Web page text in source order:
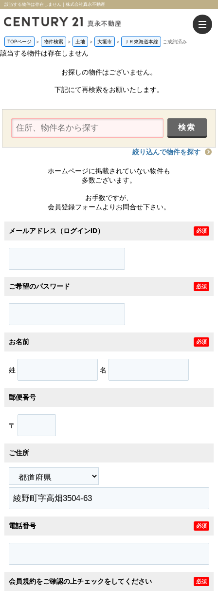
該当する物件は存在しません｜株式会社真永不動産
TOPページ > 物件検索 > 土地 > 大垣市 > ＪＲ東海道本線 ご成約済み
該当する物件は存在しません
お探しの物件はございません。
下記にて再検索をお願いたします。
絞り込んで物件を探す
ホームページに掲載されていない物件も
多数ございます。
お手数ですが、
会員登録フォームよりお問合せ下さい。
メールアドレス（ログインID） 必須
ご希望のパスワード 必須
お名前 必須
姓 名
郵便番号
〒
ご住所
電話番号 必須
会員規約をご確認の上チェックをしてください 必須